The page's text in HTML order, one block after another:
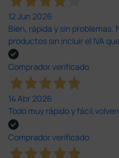
12 Jun 2026
Bien, rápida y sin
productos sin incluir el IVA
Comprador verificado
14 Abr 2026
Todo muy rápido y
Comprador verificado